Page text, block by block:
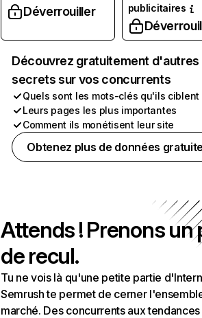
Déverrouiller
publicitaires
Découvrez gratuitement d'autres
secrets sur vos concurrents
Quels sont les mots-clés qu'ils ciblent
Leurs pages les plus importantes
Comment ils monétisent leur site
Obtenez plus de données
Attends ! Prenons un
de recul.
Tu ne vois là qu'une petite partie
Semrush te permet de cerner
marché. Des concurrents aux